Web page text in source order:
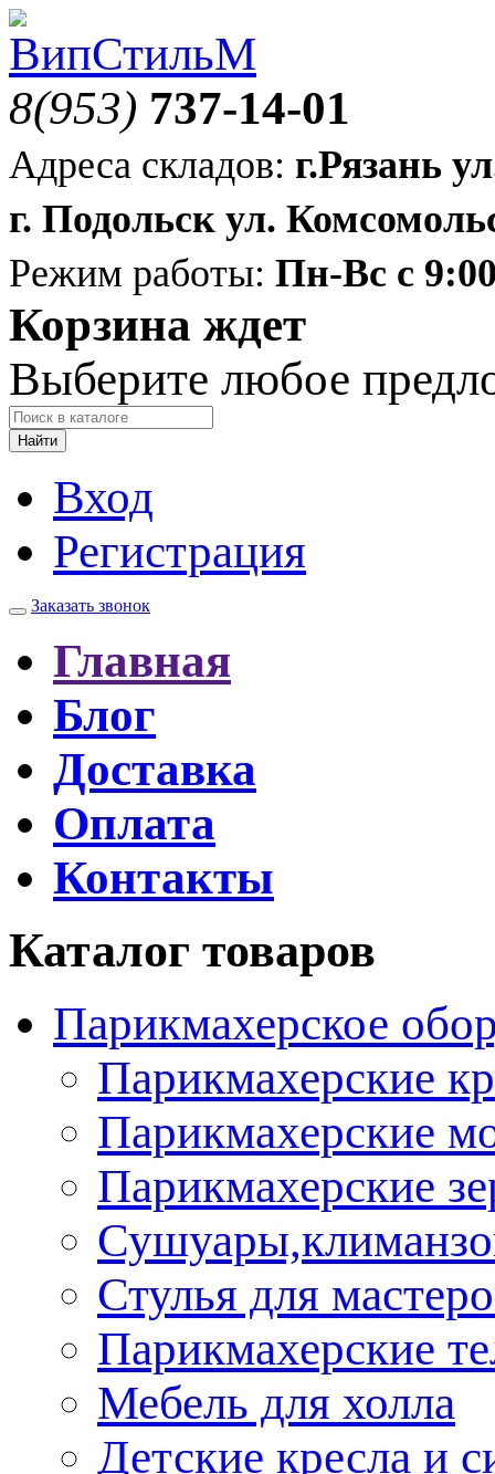
8(953) 737-14-01
Адреса складов: г.Рязань
г. Подольск ул.
Режим работы: Пн-Вс с
Корзина ждет
Выберите любое
Найти
Вход
Регистрация
Заказать звонок
Главная
Блог
Доставка
Оплата
Контакты
Каталог товаров
Парикмахерское
Парикмахерские
Парикмахерские
Парикмахерские
Стулья для
Парикмахерские
Мебель для холла
Детские кресла и